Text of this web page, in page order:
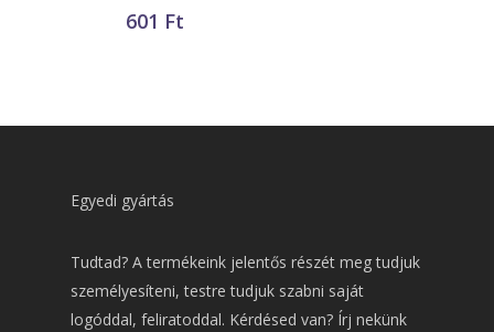
601 Ft
Egyedi gyártás
Tudtad? A termékeink jelentős részét meg tudjuk
személyesíteni, testre tudjuk szabni saját
logóddal, feliratoddal. Kérdésed van? Írj nekünk